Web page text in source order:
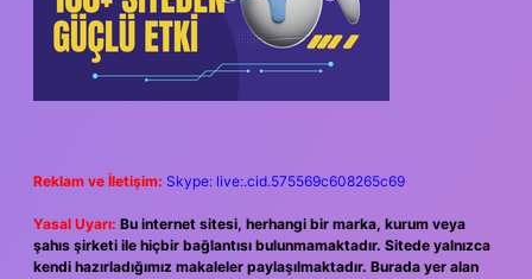
Reklam ve İletişim: Skype: live:.cid.575569c608265c69
Yasal Uyarı: Bu internet sitesi, herhangi bir marka, kurum veya
şahıs şirketi ile hiçbir bağlantısı bulunmamaktadır. Sitede yalnızca
kendi hazırladığımız makaleler paylaşılmaktadır. Burada yer alan